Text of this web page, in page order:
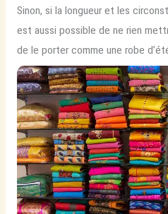
Sinon, si la longueur et les
est aussi possible de ne rien
de le porter comme une robe